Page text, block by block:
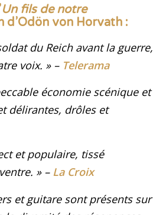
Un fils de notre
d’Odön von Horvath :
du Reich avant la guerre,
voix. »– Telerama
économie scénique et
délirantes, drôles et
et populaire, tissé
. » – La Croix
et guitare sont présents sur